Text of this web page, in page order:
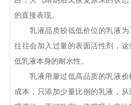
的直接表现。
乳液品质较低低价位的乳液为
往往会加入过量的表面活性剂，
低乳液本身的耐水性。
乳液用量过低高品质的乳液价
成本，只添加少量比例的乳液，